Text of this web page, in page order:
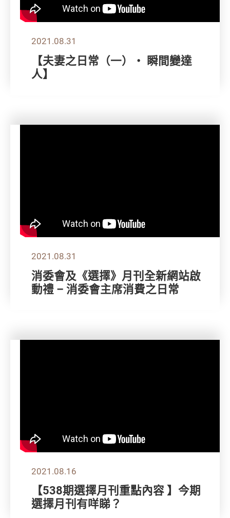
2021.08.31
【夫妻之日常（一）‧ 瞬間變達
人】
2021.08.31
消委會及《選擇》月刊全新網站啟
動禮 – 消委會主席消費之日常
2021.08.16
【538期選擇月刊重點內容 】今期
選擇月刊有咩睇？